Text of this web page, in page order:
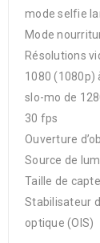
mode selfie
Mode
Résolutions
1080 (1080p)
slo-mo de
30 fps
Ouverture
Source de
Taille de
Stabilisateur
optique (OIS)